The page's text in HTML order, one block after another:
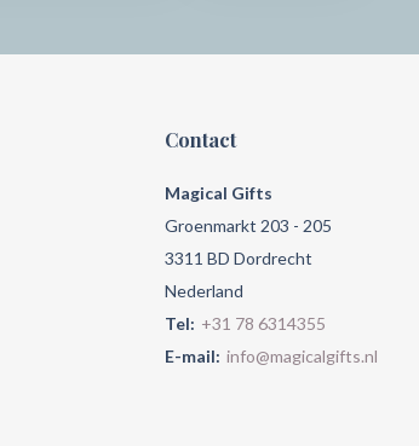
Contact
Magical Gifts
Groenmarkt 203 - 205
3311 BD Dordrecht
Nederland
Tel: +31 78 6314355
E-mail: info@magicalgifts.nl